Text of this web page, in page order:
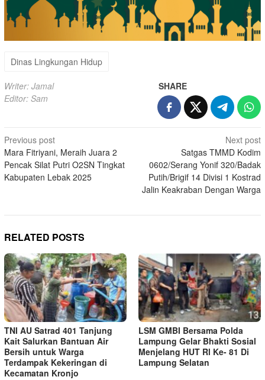
Dinas Lingkungan Hidup
Writer: Jamal
Editor: Sam
SHARE
Post
navigation
Previous post
Mara Fitriyani, Meraih Juara 2
Pencak Silat Putri O2SN Tingkat
Kabupaten Lebak 2025
Next post
Satgas TMMD Kodim
0602/Serang Yonif 320/Badak
Putih/Brigif 14 Divisi 1 Kostrad
Jalin Keakraban Dengan Warga
RELATED POSTS
TNI AU Satrad 401 Tanjung
Kait Salurkan Bantuan Air
Bersih untuk Warga
Terdampak Kekeringan di
Kecamatan Kronjo
LSM GMBI Bersama Polda
Lampung Gelar Bhakti Sosial
Menjelang HUT Rl Ke- 81 Di
Lampung Selatan